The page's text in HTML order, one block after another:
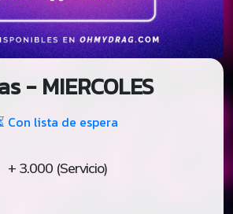
- MIERCOLES
Con lista de espera
+ 3.000 (Servicio)